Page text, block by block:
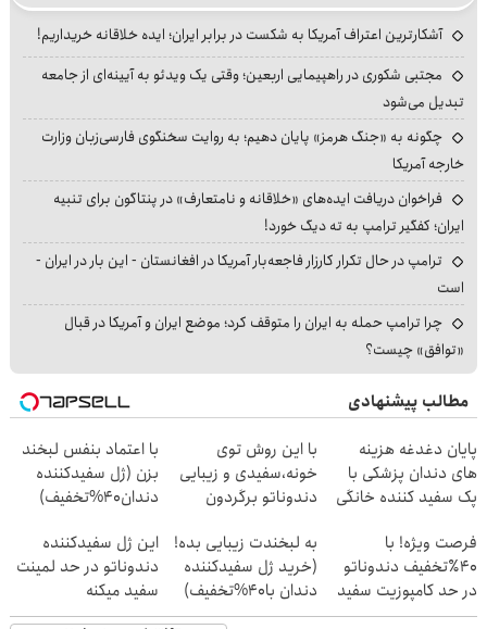
آشکارترین اعتراف آمریکا به شکست در برابر ایران؛ ایده خلاقانه خریداریم!
مجتبی شکوری در راهپیمایی اربعین؛ وقتی یک ویدئو به آیینه‌ای از جامعه
تبدیل می‌شود
چگونه به «جنگ هرمز» پایان دهیم؛ به روایت سخنگوی فارسی‌زبان وزارت
خارجه آمریکا
فراخوان دریافت ایده‌های «خلاقانه و نامتعارف» در پنتاگون برای تنبیه
ایران؛ کفگیر ترامپ به ته دیگ خورد!
ترامپ در حال تکرار کارزار فاجعه‌بار آمریکا در افغانستان - این بار در ایران -
است
چرا ترامپ حمله به ایران را متوقف کرد؛ موضع ایران و آمریکا در قبال
«توافق» چیست؟
مطالب پیشنهادی
پایان دغدغه هزینه
های دندان پزشکی با
پک سفید کننده خانگی
با این روش توی
خونه،سفیدی و زیبایی
دندوناتو برگردون
با اعتماد بنفس لبخند
بزن (ژل سفیدکننده
دندان40%تخفیف)
فرصت ویژه! با
40٪تخفیف دندوناتو
در حد کامپوزیت سفید
کن
به لبخندت زیبایی بده!
(خرید ژل سفیدکننده
دندان با40%تخفیف)
این ژل سفیدکننده
دندوناتو در حد لمینت
سفید میکنه
(40%تخفیف)